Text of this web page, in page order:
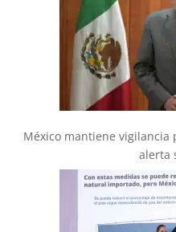
México mantiene vigilancia
alerta